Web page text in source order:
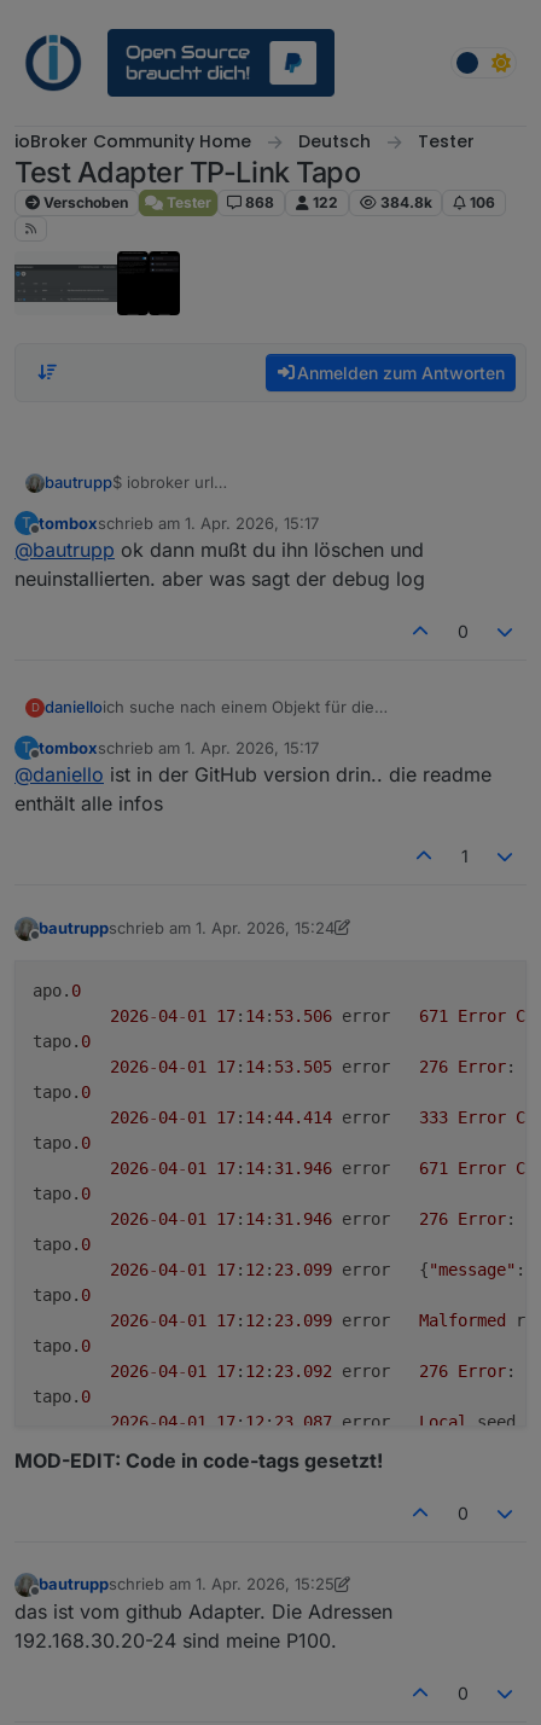
ioBroker Community Home Deutsch Tester
Test Adapter TP-Link Tapo
Verschoben Tester 868 122 384.8k 106
Anmelden zum Antworten
bautrupp$ iobroker url
host werkstatt --debug
Installing
https://www.npmjs.com/package/iobroker.tapo
(System call)
npm error code E403
npm error code E403npm error 403 403 Forbidden -
dependencies are requestingnpm error 403 a
policy, ornpm error 403 on a server you do not have
access to.npm error A complete log of this run can
be found in: /home/iobroker/.npm/_logs/2026-04-
T
Offline
tomboxschrieb am 1. Apr. 2026, 15:17
zuletzt editiert von
@bautrupp ok dann mußt du ihn löschen und
neuinstallierten. aber was sagt der debug log
0
D danielloich suche nach einem Objekt für die
"notifications" auszuwählen, da diese nur bei
Personenerkennung gesendet werden .. gibt es was
Konkreteres?
T
Offline
tomboxschrieb am 1. Apr. 2026, 15:17
zuletzt editiert von
@daniello ist in der GitHub version drin.. die readme
enthält alle infos
1
bautruppschrieb am 1. Apr. 2026, 15:24
zuletzt editiert von Homoran4. Jan. 2026, 17:50
apo. 0
2026-04-01 17: 14: 53.506 671 Error
tapo. 0
2026-04-01 17: 14: 53.505 276 Error:
tapo. 0
2026-04-01 17: 14:44.414 333 Error
tapo. 0
2026-04-01 17: 14: 31.946 671 Error
tapo. 0
2026-04-01 17: 14: 31.946 276 Error:
tapo. 0
2026-04-01 17: 12 : 23.099
	error	{
"message" :
tapo. 0
2026-04-01 17: 12 : 23.099 Malformed
tapo. 0
2026-04-01 17: 12 : 23.092 276 Error:
tapo. 0
2026-04-01 17: 12 : 23.087 Local
seed
2026-04 -01 17:12:23.087
	error	{
"message"
2026
- 01 17 12 : 20.706
tapo.
2026-04- 01 17 :12 :20.695
	error
tapo.0
MOD-EDIT: Code in code-tags gesetzt!
0
Offline
bautruppschrieb am 1. Apr. 2026, 15:25
zuletzt editiert von bautrupp4. Jan. 2026, 17:26
das ist vom github Adapter. Die Adressen
192.168.30.20-24 sind meine P100.
0